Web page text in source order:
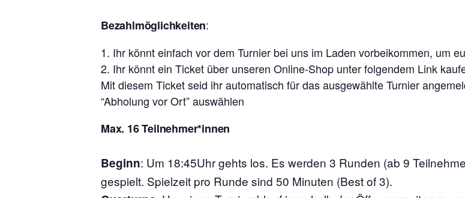
Bezahlmöglichkeiten:
Ihr könnt einfach vor dem Turnier bei uns im Laden vorbeikommen, um
Ihr könnt ein Ticket über unseren Online-Shop unter folgendem Link
Mit diesem Ticket seid ihr automatisch für das ausgewählte Turnier
“Abholung vor Ort” auswählen
Max. 16 Teilnehmer*innen
Beginn: Um 18:45Uhr gehts los. Es werden 3 Runden (ab 9
gespielt. Spielzeit pro Runde sind 50 Minuten (Best of 3).